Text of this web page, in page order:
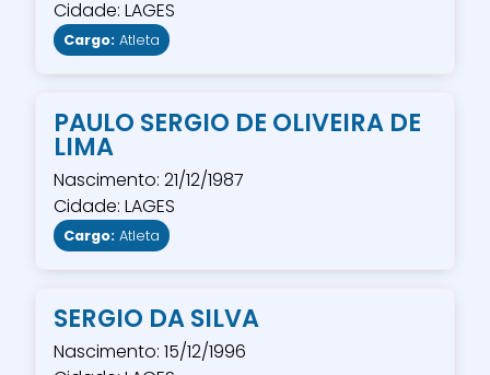
Cidade: LAGES
Cargo: Atleta
PAULO SERGIO DE OLIVEIRA DE
LIMA
Nascimento: 21/12/1987
Cidade: LAGES
Cargo: Atleta
SERGIO DA SILVA
Nascimento: 15/12/1996